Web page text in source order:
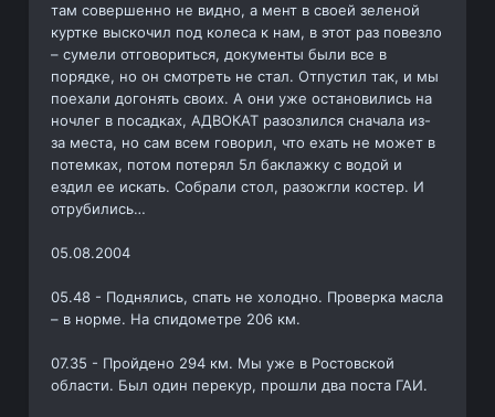
там совершенно не видно, а мент в своей зеленой
куртке выскочил под колеса к нам, в этот раз повезло
– сумели отговориться, документы были все в
порядке, но он смотреть не стал. Отпустил так, и мы
поехали догонять своих. А они уже остановились на
ночлег в посадках, АДВОКАТ разозлился сначала из-
за места, но сам всем говорил, что ехать не может в
потемках, потом потерял 5л баклажку с водой и
ездил ее искать. Собрали стол, разожгли костер. И
отрубились…
05.08.2004
05.48 - Поднялись, спать не холодно. Проверка масла
– в норме. На спидометре 206 км.
07.35 - Пройдено 294 км. Мы уже в Ростовской
области. Был один перекур, прошли два поста ГАИ.